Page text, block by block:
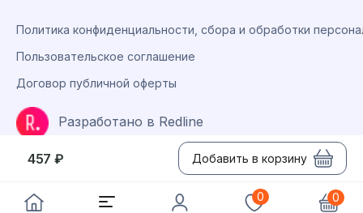
457 ₽ Добавить в корзину
0 0
©2026 «Биолит.ру».
Разработано в Redline
Политика конфиденциальности, сбора и обработки
Пользовательское соглашение
Договор публичной оферты